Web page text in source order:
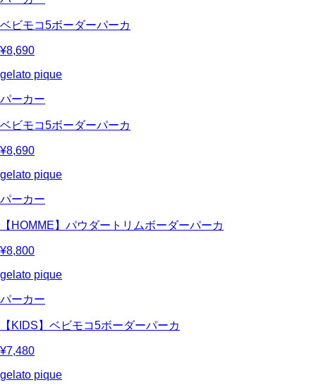
ベビモコ5ボーダーパーカ
¥8,690
gelato pique
パーカー
ベビモコ5ボーダーパーカ
¥8,690
gelato pique
パーカー
【HOMME】パウダートリムボーダーパーカ
¥8,800
gelato pique
パーカー
【KIDS】ベビモコ5ボーダーパーカ
¥7,480
gelato pique